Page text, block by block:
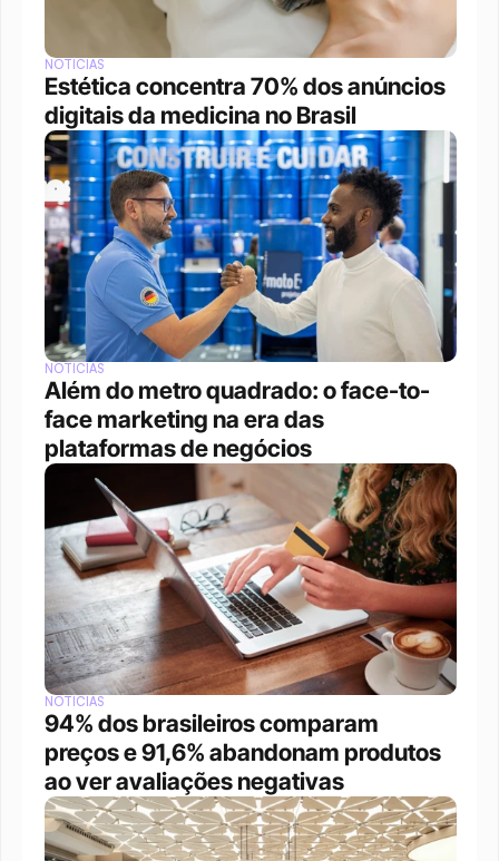
NOTÍCIAS
Estética concentra 70% dos anúncios
digitais da medicina no Brasil
NOTÍCIAS
Além do metro quadrado: o face-to-
face marketing na era das
plataformas de negócios
NOTÍCIAS
94% dos brasileiros comparam
preços e 91,6% abandonam produtos
ao ver avaliações negativas